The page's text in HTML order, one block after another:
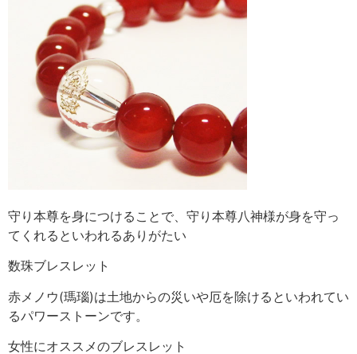
守り本尊を身につけることで、守り本尊八神様が身を守っ
てくれるといわれるありがたい
数珠ブレスレット
赤メノウ(瑪瑙)は土地からの災いや厄を除けるといわれてい
るパワーストーンです。
女性にオススメのブレスレット